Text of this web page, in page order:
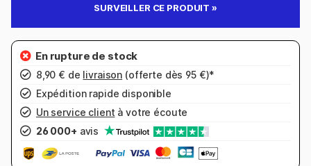
SURVEILLER CE PRODUIT »
8,90 € de livraison (offerte dès 95 €)*
Expédition rapide disponible
Un service client à votre écoute
26 000+ avis